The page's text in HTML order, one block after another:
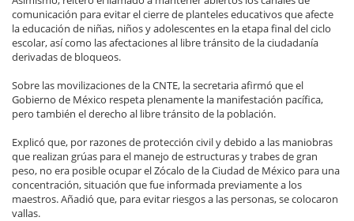
comunicación para evitar el cierre de planteles educativos que afecte
la educación de niñas, niños y adolescentes en la etapa final del ciclo
escolar, así como las afectaciones al libre tránsito de la ciudadanía
derivadas de bloqueos.
Sobre las movilizaciones de la CNTE, la secretaria afirmó que el
Gobierno de México respeta plenamente la manifestación pacífica,
pero también el derecho al libre tránsito de la población.
Explicó que, por razones de protección civil y debido a las maniobras
que realizan grúas para el manejo de estructuras y trabes de gran
peso, no era posible ocupar el Zócalo de la Ciudad de México para una
concentración, situación que fue informada previamente a los
maestros. Añadió que, para evitar riesgos a las personas, se colocaron
vallas.